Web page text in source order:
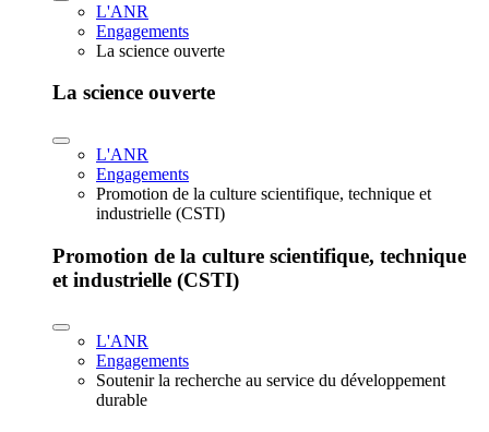
L'ANR
Engagements
La science ouverte
La science ouverte
L'ANR
Engagements
Promotion de la culture scientifique, technique et
industrielle (CSTI)
Promotion de la culture scientifique, technique
et industrielle (CSTI)
L'ANR
Engagements
Soutenir la recherche au service du développement
durable